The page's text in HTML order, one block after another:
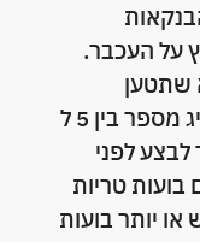
על העכבר.
שתטען
בתותח שלך, כמו גם מונה המציג מספר בין 5 ל
לבצע לפני
טריות
יותר בועות